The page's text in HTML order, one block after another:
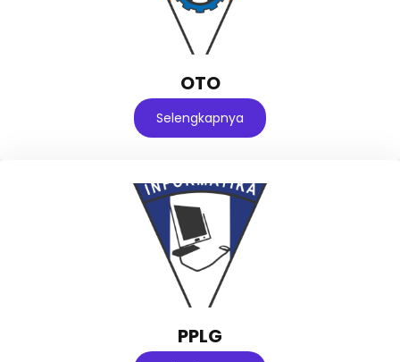
OTO
Selengkapnya
PPLG